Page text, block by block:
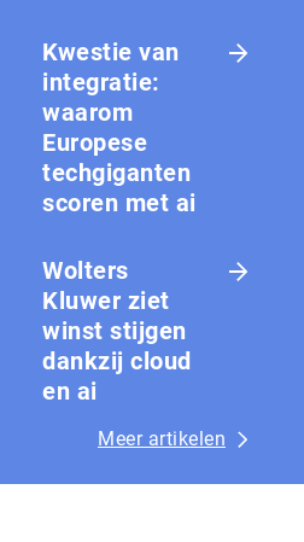
Kwestie van
integratie:
waarom
Europese
techgiganten
scoren met ai
Wolters
Kluwer ziet
winst stijgen
dankzij cloud
en ai
Meer artikelen